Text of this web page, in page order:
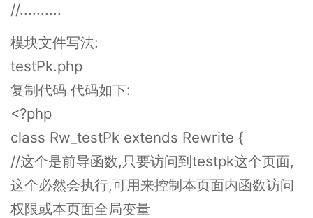
//..........
模块文件写法:
testPk.php
复制代码 代码如下:
<?php
class Rw_testPk extends Rewrite {
//这个是前导函数,只要访问到testpk这个页面,
这个必然会执行,可用来控制本页面内函数访问
权限或本页面全局变量